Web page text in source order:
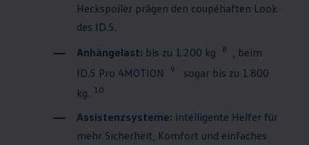
Heckspoiler prägen den coupéhaften Look
des ID.5.
Anhängelast: bis zu 1.200 kg 8
, beim
ID.5 Pro 4MOTION 9
sogar bis zu 1.800
kg. 10
Assistenzsysteme: intelligente Helfer für
mehr Sicherheit, Komfort und einfaches